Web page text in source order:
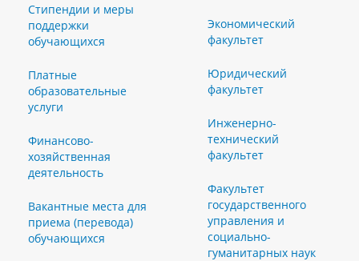
Стипендии и меры
поддержки
обучающихся
Платные
образовательные
услуги
Финансово-
хозяйственная
деятельность
Вакантные места для
приема (перевода)
обучающихся
Экономический
факультет
Юридический
факультет
Инженерно-
технический
факультет
Факультет
государственного
управления и
социально-
гуманитарных наук